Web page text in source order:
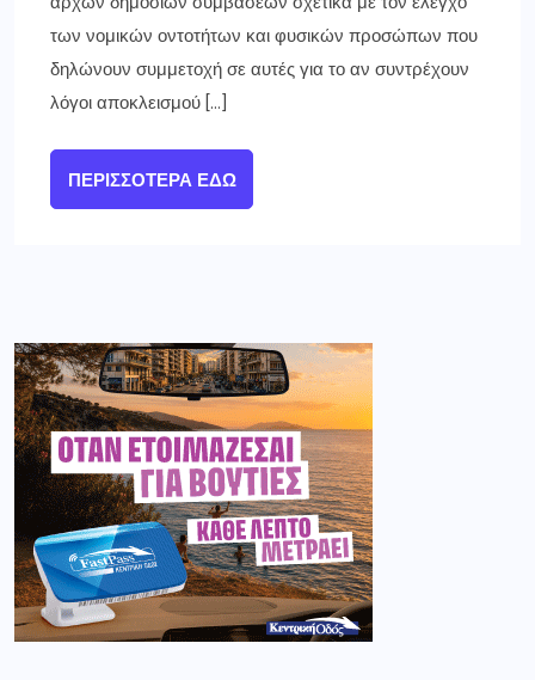
των νομικών οντοτήτων και φυσικών προσώπων που
δηλώνουν συμμετοχή σε αυτές για το αν συντρέχουν
λόγοι αποκλεισμού […]
ΠΕΡΙΣΣΌΤΕΡΑ ΕΔΏ